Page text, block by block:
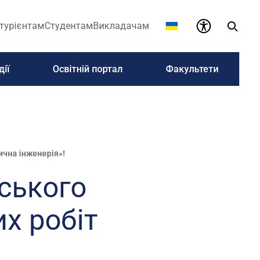
СтудентамВикладачам
Освітній портал Факультети
інженерія»!
робіт